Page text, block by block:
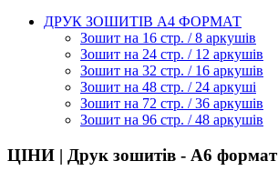
ДРУК ЗОШИТІВ А4 ФОРМАТ
Зошит на 16 стр. / 8 аркушів
Зошит на 24 стр. / 12 аркушів
Зошит на 32 стр. / 16 аркушів
Зошит на 48 стр. / 24 аркуші
Зошит на 72 стр. / 36 аркушів
Зошит на 96 стр. / 48 аркушів
ЦІНИ | Друк зошитів - А6 формат